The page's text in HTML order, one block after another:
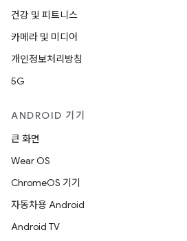
건강 및 피트니스
카메라 및 미디어
개인정보처리방침
5G
ANDROID 기기
큰 화면
Wear OS
ChromeOS 기기
자동차용 Android
Android TV